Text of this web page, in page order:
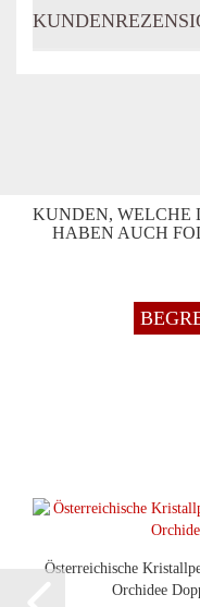
KUNDEN, WELCHE
HABEN AUCH
Österreichische
Orchidee